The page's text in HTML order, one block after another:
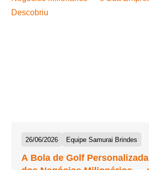
26/06/2026 Equipe Samurai Brindes
A Bola de Golf